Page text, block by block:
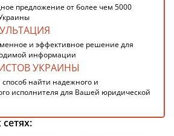
предложение от более чем 5000
и эффективное решение для
информации
УКРАИНЫ
найти надежного и
исполнителя для Вашей юридической